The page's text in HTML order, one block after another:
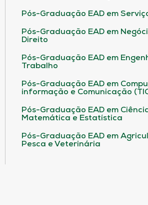
Pós-Graduação EAD em
Pós-Graduação EAD em
Direito
Pós-Graduação EAD em
Trabalho
Pós-Graduação EAD em
informação e Comunicação
Pós-Graduação EAD em
Matemática e Estatística
Pós-Graduação EAD em
Pesca e Veterinária